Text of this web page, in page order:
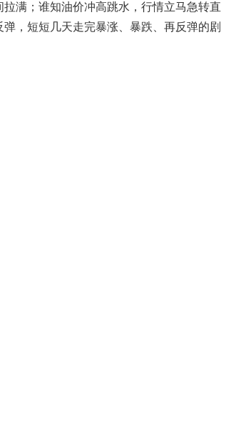
满；谁知油价冲高跳水，行情立马急转直
，短短几天走完暴涨、暴跌、再反弹的剧